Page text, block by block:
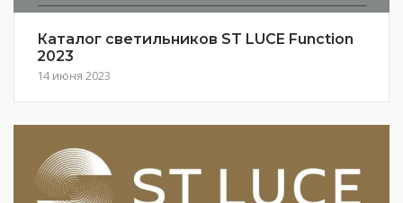
Каталог светильников ST LUCE Function
2023
14 июня 2023